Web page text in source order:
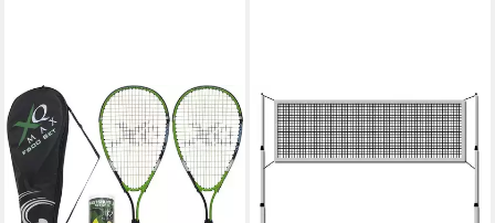
XQMAX
Speed-Badmintonschläger
F600 FAST SHUTTLE
34,90 €
in 2-3 Werktagen bei dir